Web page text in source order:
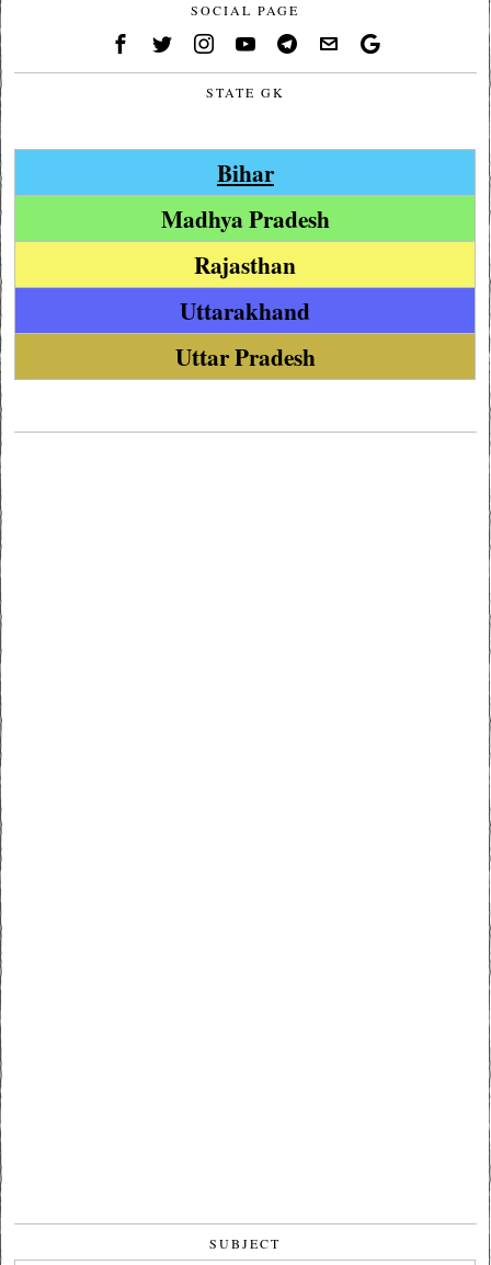
SOCIAL PAGE
STATE GK
Bihar
Madhya Pradesh
Rajasthan
Uttarakhand
Uttar Pradesh
SUBJECT